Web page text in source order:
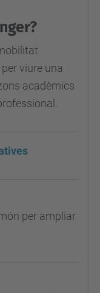
viure una
acadèmics
per ampliar